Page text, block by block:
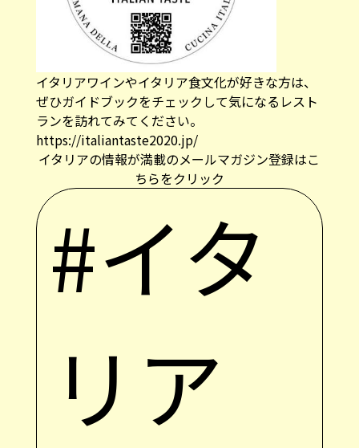
イタリアワインやイタリア食文化が好きな方は、
ぜひガイドブックをチェックして気になるレスト
ランを訪れてみてください。
https://italiantaste2020.jp/
イタリアの情報が満載のメールマガジン登録はこ
ちらをクリック
#イタ
リア